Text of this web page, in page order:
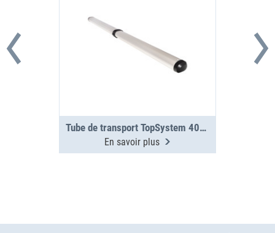
Tube de transport TopSystem 4000 mm 2 sections
En savoir plus